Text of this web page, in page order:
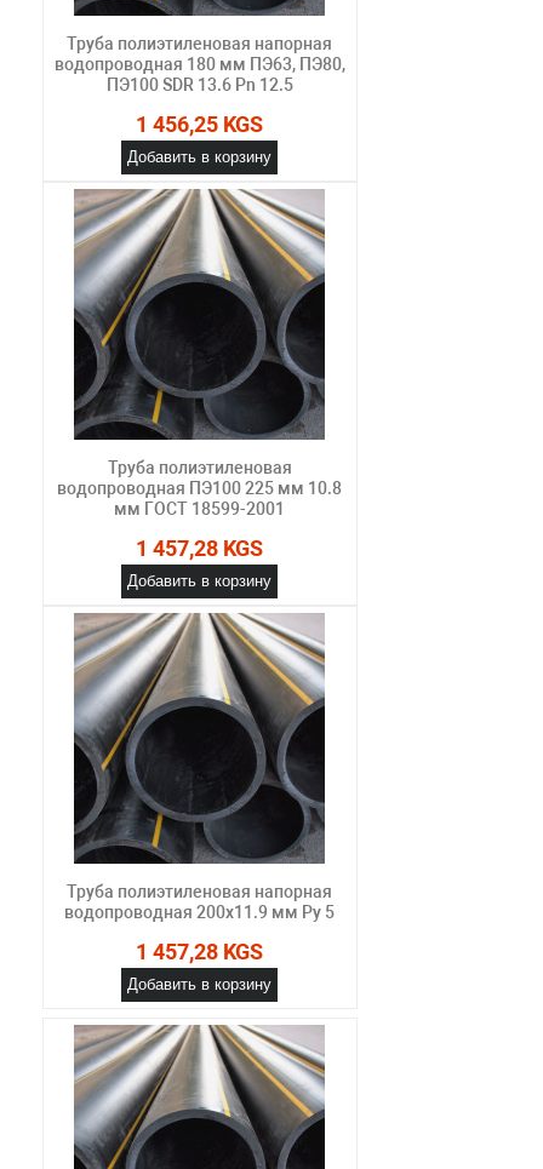
Труба полиэтиленовая напорная
водопроводная 180 мм ПЭ63, ПЭ80,
ПЭ100 SDR 13.6 Pn 12.5
1 456,25 KGS
Добавить в корзину
Труба полиэтиленовая
водопроводная ПЭ100 225 мм 10.8
мм ГОСТ 18599-2001
1 457,28 KGS
Добавить в корзину
Труба полиэтиленовая напорная
водопроводная 200х11.9 мм Ру 5
1 457,28 KGS
Добавить в корзину